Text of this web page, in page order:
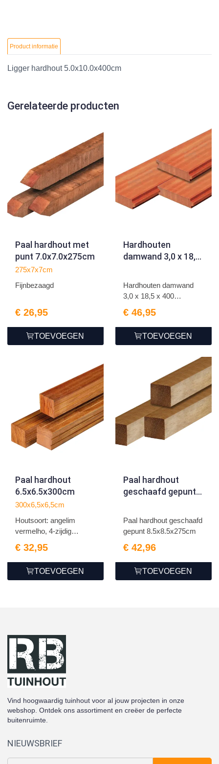
Product informatie
Ligger hardhout 5.0x10.0x400cm
Gerelateerde producten
Paal hardhout met
punt 7.0x7.0x275cm
275x7x7cm
Fijnbezaagd
€ 26,95
TOEVOEGEN
Hardhouten
damwand 3,0 x 18,5
1
Hardhouten damwand
3,0 x 18,5 x 400
€ 46,95
TOEVOEGEN
Paal hardhout
6.5x6.5x300cm
300x6,5x6,5cm
Houtsoort: angelim
vermelho, 4-zijdig
€ 32,95
TOEVOEGEN
Paal hardhout
geschaafd gepunt
Paal hardhout geschaafd
gepunt 8.5x8.5x275cm
€ 42,96
TOEVOEGEN
Vind hoogwaardig tuinhout voor al jouw projecten in onze
webshop. Ontdek ons assortiment en creëer de perfecte
buitenruimte.
NIEUWSBRIEF